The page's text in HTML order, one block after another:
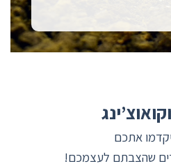
אתכם
שהצבתם לעצמכם!